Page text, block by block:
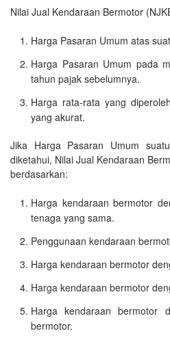
Nilai Jual Kendaraan Bermotor
Harga Pasaran Umum atas
Harga Pasaran Umum pada
tahun pajak sebelumnya.
Harga rata-rata yang
yang akurat.
Jika Harga Pasaran Umum
diketahui, Nilai Jual Kendaraan
berdasarkan:
Harga kendaraan bermotor
tenaga yang sama.
Penggunaan kendaraan
Harga kendaraan bermotor
Harga kendaraan bermotor
Harga kendaraan bermotor
bermotor.